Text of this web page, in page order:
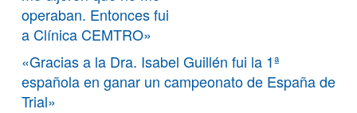
operaban. Entonces fui
a Clínica CEMTRO»
«Gracias a la Dra. Isabel Guillén fui la 1ª
española en ganar un campeonato de España de
Trial»